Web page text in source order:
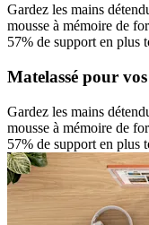
Gardez les mains
mousse à mémoire de
57% de support en plus
Matelassé pour
Gardez les mains
mousse à mémoire de
57% de support en plus